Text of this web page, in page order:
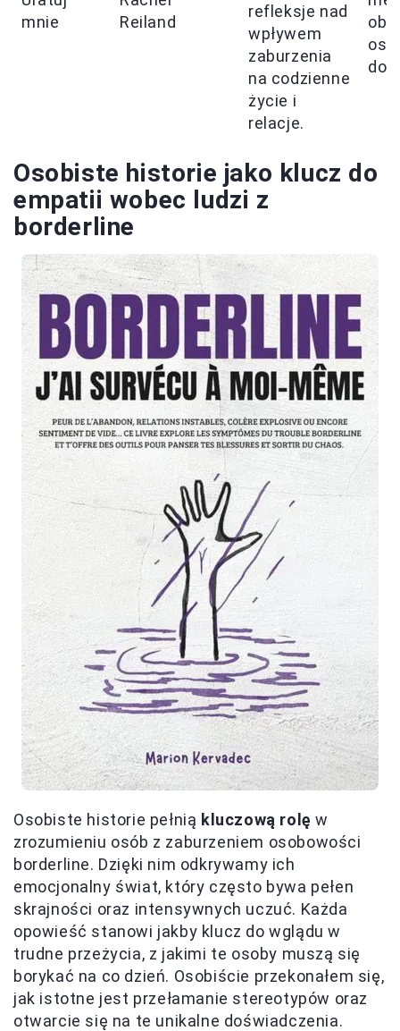
mnie
Reiland
refleksje nad
wpływem
zaburzenia
na codzienne
życie i
relacje.
Osobiste historie jako klucz do
empatii wobec ludzi z
borderline
Osobiste historie pełnią kluczową rolę w
zrozumieniu osób z zaburzeniem osobowości
borderline. Dzięki nim odkrywamy ich
emocjonalny świat, który często bywa pełen
skrajności oraz intensywnych uczuć. Każda
opowieść stanowi jakby klucz do wglądu w
trudne przeżycia, z jakimi te osoby muszą się
borykać na co dzień. Osobiście przekonałem się,
jak istotne jest przełamanie stereotypów oraz
otwarcie się na te unikalne doświadczenia.